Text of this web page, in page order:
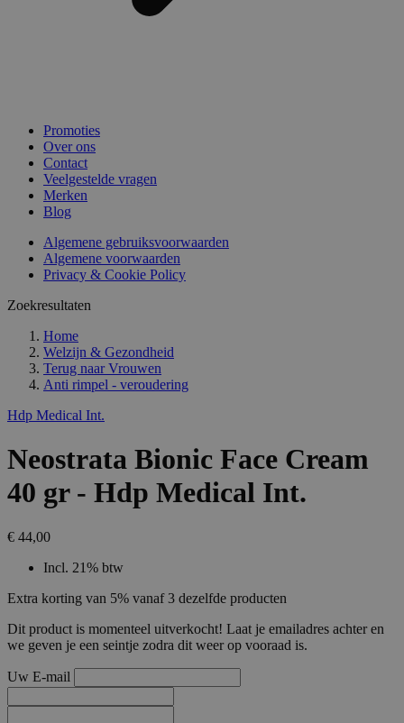
Promoties
Over ons
Contact
Veelgestelde vragen
Merken
Blog
Algemene gebruiksvoorwaarden
Algemene voorwaarden
Privacy & Cookie Policy
Zoekresultaten
Home
Welzijn & Gezondheid
Terug naar Vrouwen
Anti rimpel - veroudering
Hdp Medical Int.
Neostrata Bionic Face Cream
40 gr - Hdp Medical Int.
€ 44,00
Incl. 21% btw
Extra korting van 5% vanaf 3 dezelfde producten
Dit product is momenteel uitverkocht! Laat je emailadres achter en
we geven je een seintje zodra dit weer op vooraad is.
Uw E-mail